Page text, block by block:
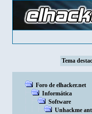
Tema
Foro de elhacker.net
Informática
Software
Unhackme